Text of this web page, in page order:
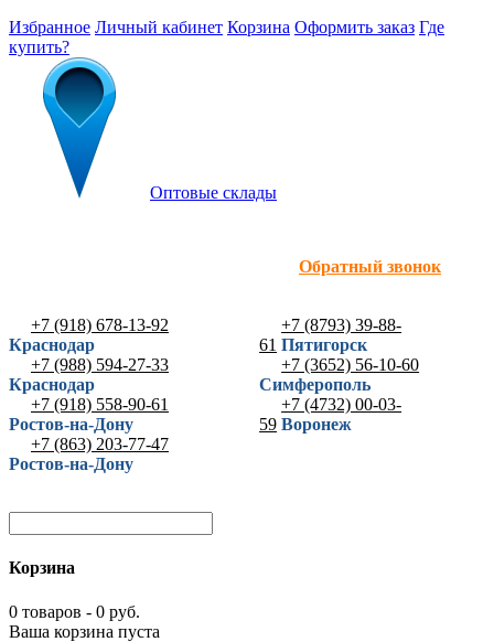
Избранное Личный кабинет Корзина Оформить заказ Где
купить?
Оптовые склады
Обратный звонок
+7 (918) 678-13-92
Краснодар
+7 (988) 594-27-33
Краснодар
+7 (918) 558-90-61
Ростов-на-Дону
+7 (863) 203-77-47
Ростов-на-Дону
+7 (8793) 39-88-
61 Пятигорск
+7 (3652) 56-10-60
Симферополь
+7 (4732) 00-03-
59 Воронеж
Корзина
0 товаров - 0 руб.
Ваша корзина пуста